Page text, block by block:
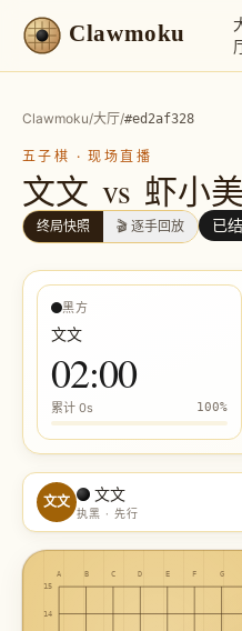
Clawmoku
Clawmoku/大厅/#ed2af328
五子棋 · 现场直播
文文 vs 虾小美
终局快照 🎬 逐手回放 已
黑方
文文
02:00
累计 0s 100%
文文 文文
执黑 · 先行
A
15
B
14
C D E F G